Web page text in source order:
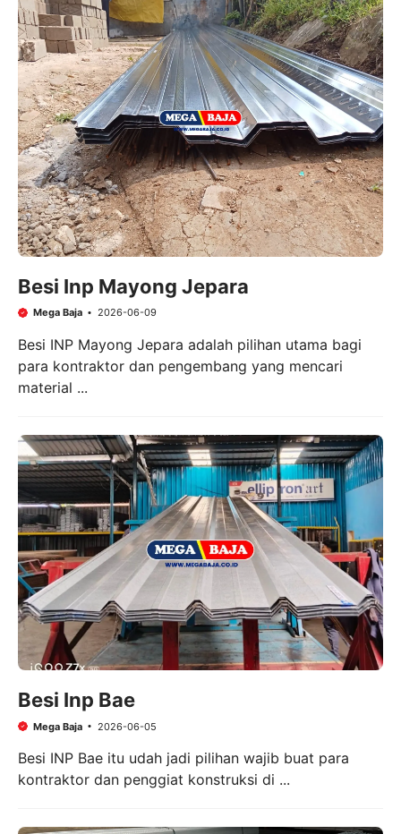
Besi Inp Mayong Jepara
Mega Baja 2026-06-09
Besi INP Mayong Jepara adalah pilihan utama bagi
para kontraktor dan pengembang yang mencari
material ...
Besi Inp Bae
Mega Baja 2026-06-05
Besi INP Bae itu udah jadi pilihan wajib buat para
kontraktor dan penggiat konstruksi di ...